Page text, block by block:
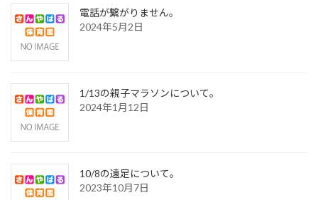
電話が繋がりません。
2024年5月2日
1/13の親子マラソンについて。
2024年1月12日
10/8の遠足について。
2023年10月7日